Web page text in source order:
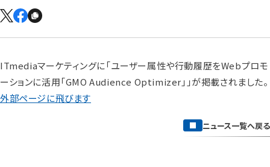
ITmediaマーケティングに「ユーザー属性や行動履歴をWebプロモ
ーションに活用「GMO Audience Optimizer」」が掲載されました。
外部ページに飛びます
ニュース一覧へ戻る